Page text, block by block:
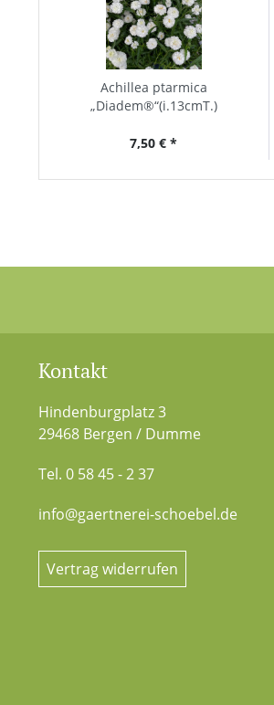
Achillea ptarmica
„Diadem®“(i.13cmT.)
7,50 € *
Kontakt
Hindenburgplatz 3
29468 Bergen / Dumme
Tel. 0 58 45 - 2 37
info@gaertnerei-schoebel.de
Vertrag widerrufen